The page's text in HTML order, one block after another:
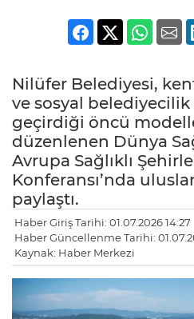
Nilüfer Belediyesi,
ve sosyal belediyecilik
geçirdiği öncü
düzenlenen Dünya
Avrupa Sağlıklı
Konferansı’nda
paylaştı.
Haber Giriş Tarihi: 01.07.2026 14:27
Haber Güncellenme Tarihi:
Kaynak: Haber Merkezi